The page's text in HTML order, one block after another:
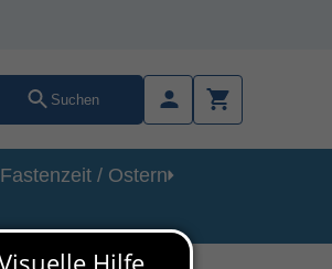
Suchen
Fastenzeit / Ostern